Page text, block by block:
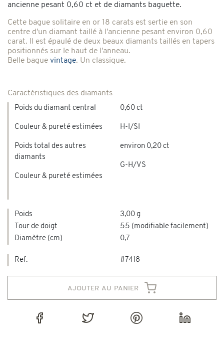
ancienne pesant 0,60 ct et de diamants baguette.
Cette bague solitaire en or 18 carats est sertie en son
centre d'un diamant taillé à l'ancienne pesant environ 0,60
carat. Il est épaulé de deux beaux diamants taillés en tapers
positionnés sur le haut de l'anneau.
Belle bague vintage. Un classique.
Caractéristiques des diamants
Poids du diamant central
Couleur & pureté estimées
Poids total des autres
diamants
Couleur & pureté estimées
0,60 ct
H-I/SI
environ 0,20 ct
G-H/VS
Poids
3,00 g
Tour de doigt
55 (modifiable facilement)
Diamètre (cm)
0,7
Ref. #7418
ajouter au panier